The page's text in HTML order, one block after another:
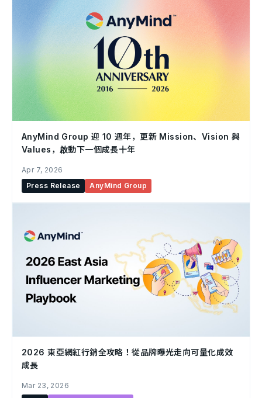
AnyMind Group 迎 10 週年，更新 Mission、Vision 與
Values，啟動下一個成長十年
Apr 7, 2026
Press Release
AnyMind Group
2026 東亞網紅行銷全攻略！從品牌曝光走向可量化成效
成長
Mar 23, 2026